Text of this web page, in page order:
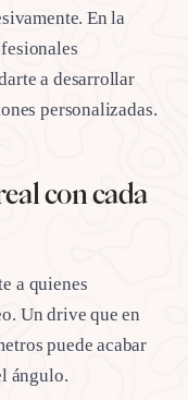
En la
a desarrollar
personalizadas.
con cada
a quienes
Un drive que en
puede acabar
ángulo.